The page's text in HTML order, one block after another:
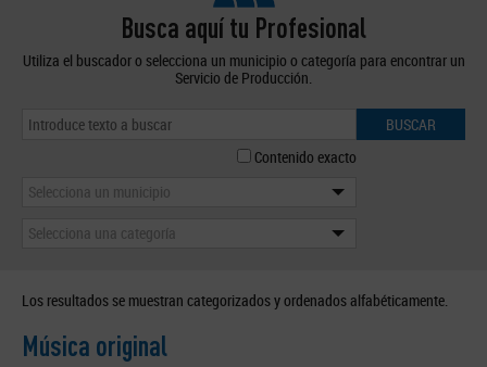
Busca aquí tu Profesional
Utiliza el buscador o selecciona un municipio o categoría para encontrar un
Servicio de Producción.
BUSCAR
Contenido exacto
Selecciona un municipio
Selecciona una categoría
Los resultados se muestran categorizados y ordenados alfabéticamente.
Música original